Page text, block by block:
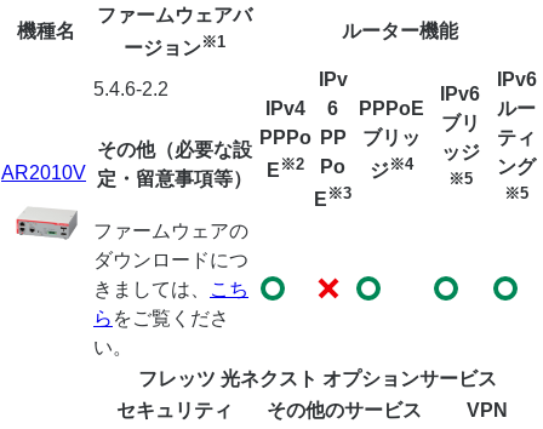
機種名
ファームウェアバ
ージョン※1
ルーター機能
AR2010V
5.4.6-2.2
IPv4
PPPo
E ※2
IPv
6
PP
Po
E ※3
PPPoE
ブリッ
ジ※4
IPv6
ブリ
ッジ
※5
IPv6
ルー
ティ
ング
※5
その他（必要な設
定・留意事項等）
ファームウェアの
ダウンロードにつ
きましては、
こち
ら をご覧くださ
い。
フレッツ 光ネクスト オプションサービス
セキュリティ
その他のサービス VPN